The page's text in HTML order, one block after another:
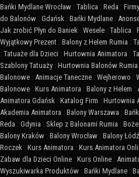
Bańki Mydlane Wrocław : Tablica : Reda : Firmy
do Balonów : Gdańsk : Bańki Mydlane :
Jak zrobić Płyn do Baniek : Wesele : Tablica :
Wyjątkowy Prezent : Balony z Helem Rumia :
: Tatuaże dla Dzieci : Hurtownia Animatora :
Szablony Tatuaży : Hurtownia Balonów Rumia
Balonowe : Animacje Taneczne : Wejherowo :
Balonowe : Kurs Animatora : Balony z Helem :
Animatora Gdańsk : Katalog Firm : Hurtownia
Akademia Animatora : Balony Warszawa :
Reda : Gdynia : Sklep z Balonami Rumia :
Balony Kraków : Balony Wrocław : Balony Łódź
Roczek : Kurs Animatora : Kurs Animatora
Zabaw dla Dzieci Online : Kurs Online :
Wyszukiwarka Produktów : Bańki Mydlane :